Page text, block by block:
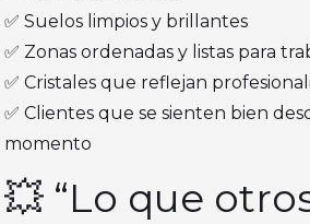
✅ Suelos limpios y brillantes
✅ Zonas ordenadas y listas para
✅ Cristales que reflejan
✅ Clientes que se sienten bien
momento
💥 “Lo que